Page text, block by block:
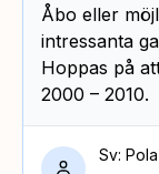
Åbo eller
intressanta
Hoppas på
2000 – 2010.
Sv: